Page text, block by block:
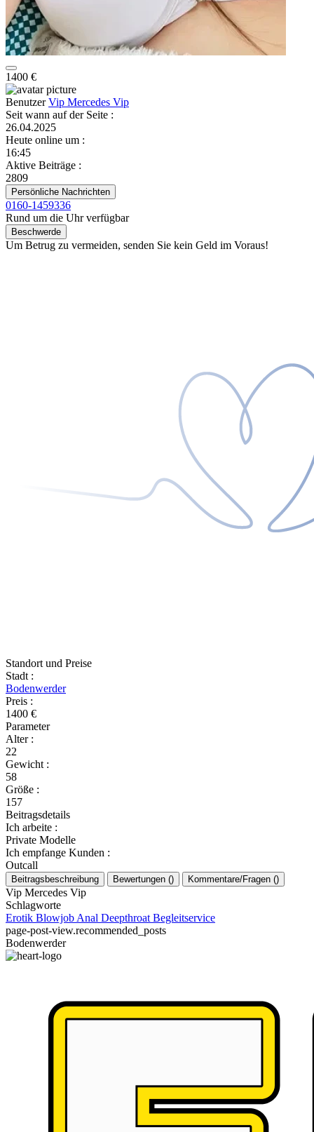
1400 €
BenutzerVip Mercedes Vip
Seit wann auf der Seite :
26.04.2025
Heute online um :
16:45
Aktive Beiträge :
2809
Persönliche Nachrichten
0160-1459336
Rund um die Uhr verfügbar
Beschwerde
Um Betrug zu vermeiden, senden Sie kein Geld im Voraus!
Standort und Preise
Stadt :
Bodenwerder
Preis :
1400 €
Parameter
Alter :
22
Gewicht :
58
Größe :
157
Beitragsdetails
Ich arbeite :
Private Modelle
Ich empfange Kunden :
Outcall
Beitragsbeschreibung Bewertungen () Kommentare/Fragen ()
Vip Mercedes Vip
Schlagworte
Erotik Blowjob Anal Deepthroat Begleitservice
page-post-view.recommended_posts
Bodenwerder